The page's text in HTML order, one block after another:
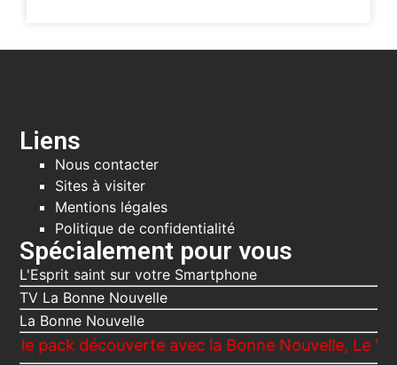
Liens
Nous contacter
Sites à visiter
Mentions légales
Politique de confidentialité
Spécialement pour vous
L'Esprit saint sur votre Smartphone
TV La Bonne Nouvelle
La Bonne Nouvelle
découverte avec la Bonne Nouvelle, Le Voici ta